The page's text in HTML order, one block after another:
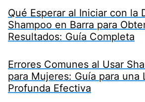
Qué Esperar al Iniciar con la
Shampoo en Barra para
Resultados: Guía Completa
Errores Comunes al Usar
para Mujeres: Guía para una
Profunda Efectiva